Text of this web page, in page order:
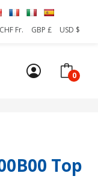
CHF Fr. GBP £ USD $
0
Top